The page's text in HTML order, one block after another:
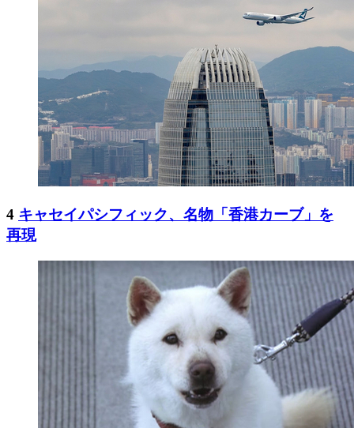
4 キャセイパシフィック、名物「香港カーブ」を
再現